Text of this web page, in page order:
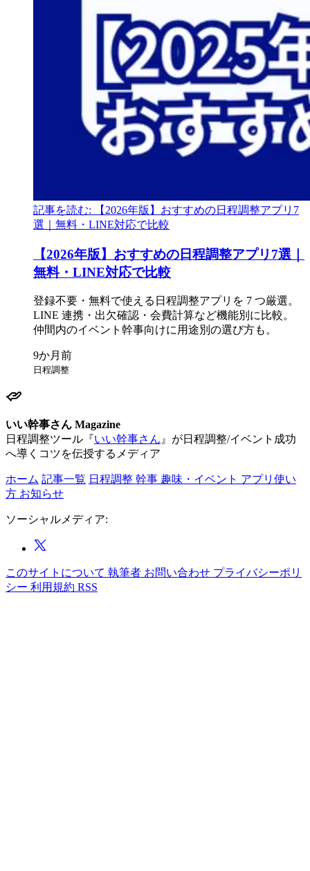
記事を読む: 【2026年版】おすすめの日程調整アプリ7
選｜無料・LINE対応で比較
【2026年版】おすすめの 日程調整アプリ7選｜
無料・LINE対応で比較
登録不要・ 無料で使える 日程調整アプリを 7 つ厳選。
LINE 連携・出欠確認・会費計算など機能別に 比較。
仲間内のイベント幹事向けに 用途別の選び方も。
日程調整
いい幹事さん Magazine
日程調整ツール『いい幹事さん 』が日程調整/イベント成功
へ導くコツを伝授するメディア
ホーム 記事一覧 日程調整 幹事 趣味・イベント アプリ使い
方 お知らせ
ソーシャルメディア:
このサイトについて 執筆者 お問い合わせ プライバシーポリ
シー 利用規約 RSS